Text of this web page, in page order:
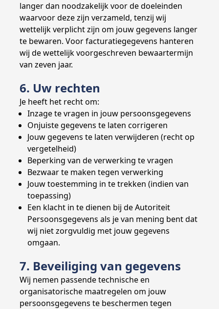
langer dan noodzakelijk voor de doeleinden
waarvoor deze zijn verzameld, tenzij wij
wettelijk verplicht zijn om jouw gegevens langer
te bewaren. Voor facturatiegegevens hanteren
wij de wettelijk voorgeschreven bewaartermijn
van zeven jaar.
6. Uw rechten
Je heeft het recht om:
Inzage te vragen in jouw persoonsgegevens
Onjuiste gegevens te laten corrigeren
Jouw gegevens te laten verwijderen (recht op
vergetelheid)
Beperking van de verwerking te vragen
Bezwaar te maken tegen verwerking
Jouw toestemming in te trekken (indien van
toepassing)
Een klacht in te dienen bij de Autoriteit
Persoonsgegevens als je van mening bent dat
wij niet zorgvuldig met jouw gegevens
omgaan.
7. Beveiliging van gegevens
Wij nemen passende technische en
organisatorische maatregelen om jouw
persoonsgegevens te beschermen tegen